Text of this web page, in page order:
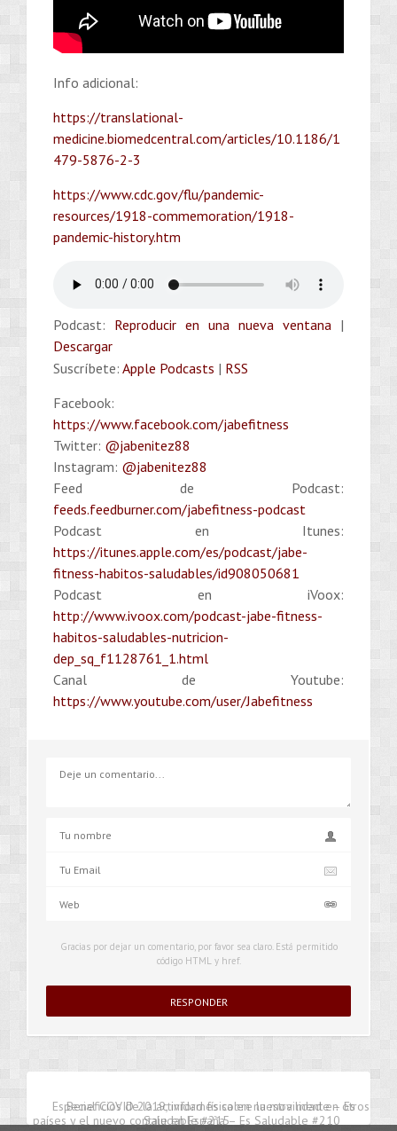
Info adicional:
https://translational-
medicine.biomedcentral.com/articles/10.1186/1
479-5876-2-3
https://www.cdc.gov/flu/pandemic-
resources/1918-commemoration/1918-
pandemic-history.htm
Podcast: Reproducir en una nueva ventana |
Descargar
Suscríbete: Apple Podcasts | RSS
Facebook:
https://www.facebook.com/jabefitness
Twitter: @jabenitez88
Instagram: @jabenitez88
Feed de Podcast:
feeds.feedburner.com/jabefitness-podcast
Podcast en Itunes:
https://itunes.apple.com/es/podcast/jabe-
fitness-habitos-saludables/id908050681
Podcast en iVoox:
http://www.ivoox.com/podcast-jabe-fitness-
habitos-saludables-nutricion-
dep_sq_f1128761_1.html
Canal de Youtube:
https://www.youtube.com/user/Jabefitness
Gracias por dejar un comentario, por favor sea claro. Está permitido
código HTML y href.
Especial COVID 2019, informes sobre la movilidad en otros
países y el nuevo contaje en España – Es Saludable #210
Beneficios de la actividad física en nuestra mente – Es
Saludable #215